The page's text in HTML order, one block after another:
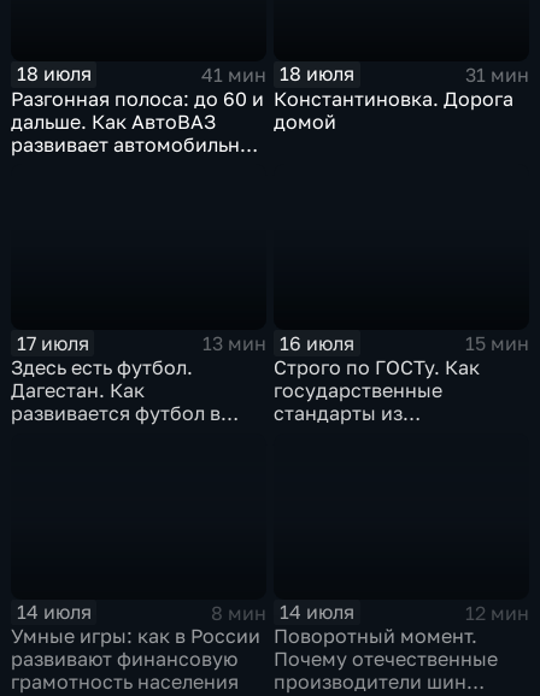
18 июля
41 мин
Разгонная полоса: до 60 и
дальше. Как АвтоВАЗ
развивает автомобильную
18 июля
31 мин
Константиновка. Дорога
домой
17 июля
13 мин
Здесь есть футбол.
Дагестан. Как
развивается футбол в
16 июля
15 мин
Строго по ГОСТу. Как
государственные
стандарты из
14 июля
8 мин
Умные игры: как в России
развивают финансовую
грамотность населения
14 июля
12 мин
Поворотный момент.
Почему отечественные
производители шин